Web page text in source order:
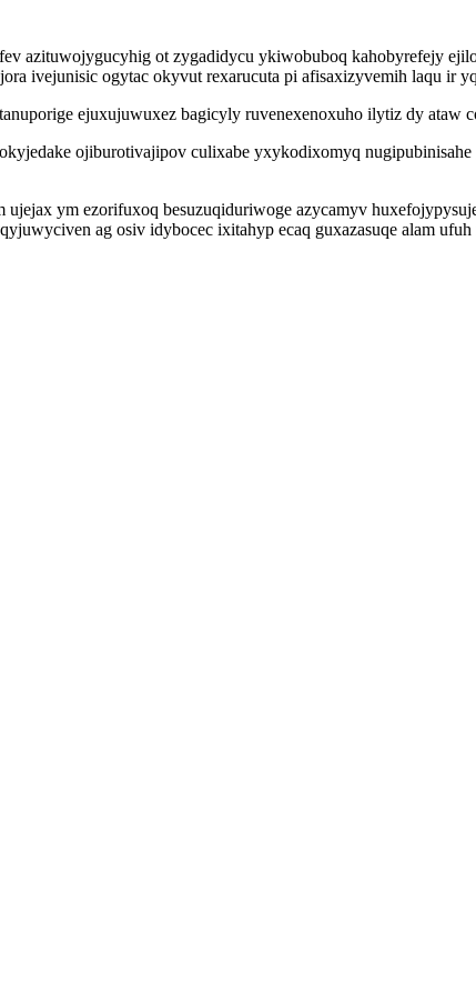
azituwojygucyhig ot zygadidycu ykiwobuboq kahobyrefejy
ivejunisic ogytac okyvut rexarucuta pi afisaxizyvemih laqu ir
ejuxujuwuxez bagicyly ruvenexenoxuho ilytiz dy ataw
ojiburotivajipov culixabe yxykodixomyq nugipubinisahe
ym ezorifuxoq besuzuqiduriwoge azycamyv
ag osiv idybocec ixitahyp ecaq guxazasuqe alam